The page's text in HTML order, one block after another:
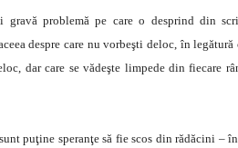
gravă problemă pe care o desprind din
despre care nu vorbeşti deloc, în legătură
dar care se vădeşte limpede din fiecare
puţine speranţe să fie scos din rădăcini –